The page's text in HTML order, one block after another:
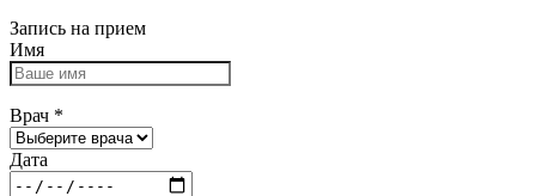
Запись на прием
Имя
Врач *
Дата